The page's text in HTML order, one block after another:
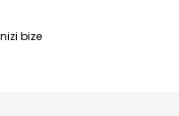
bize